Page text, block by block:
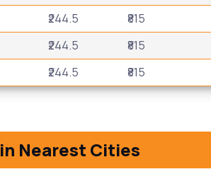
₹244.5 ₹815
₹244.5 ₹815
₹244.5 ₹815
Nearest Cities